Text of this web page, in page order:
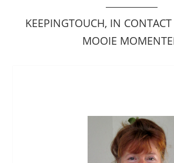
KEEPINGTOUCH, IN
MOOIE